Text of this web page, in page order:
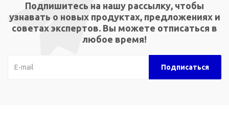
Подпишитесь на нашу рассылку, чтобы
узнавать о новых продуктах, предложениях и
советах экспертов. Вы можете отписаться в
любое время!